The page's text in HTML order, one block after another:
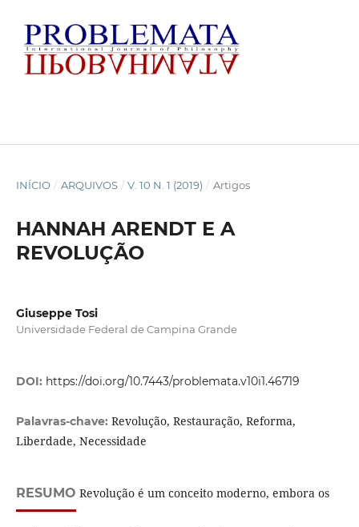
INÍCIO / ARQUIVOS / V. 10 N. 1 (2019) / Artigos
HANNAH ARENDT E A
REVOLUÇÃO
Giuseppe Tosi
Universidade Federal de Campina Grande
DOI: https://doi.org/10.7443/problemata.v10i1.46719
Palavras-chave: Revolução, Restauração, Reforma,
Liberdade, Necessidade
RESUMO Revolução é um conceito moderno, embora os